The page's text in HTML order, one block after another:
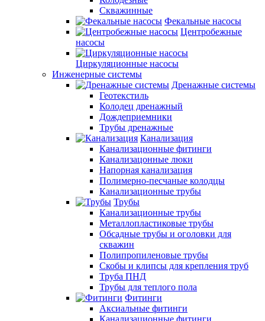
Скважинные
Фекальные насосы
Центробежные
насосы
Циркуляционные насосы
Инженерные системы
Дренажные системы
Геотекстиль
Колодец дренажный
Дождеприемники
Трубы дренажные
Канализация
Канализационные фитинги
Канализацонные люки
Напорная канализация
Полимерно-песчаные колодцы
Канализационные трубы
Трубы
Канализационные трубы
Металлопластиковые трубы
Обсадные трубы и оголовки для
скважин
Полипропиленовые трубы
Скобы и клипсы для крепления труб
Труба ПНД
Трубы для теплого пола
Фитинги
Аксиальные фитинги
Канализационные фитинги